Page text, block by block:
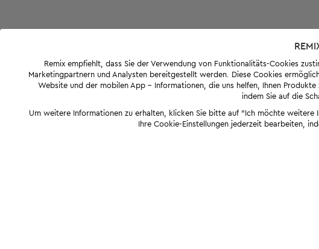
Remix empfiehlt, dass Sie der Verwendung von Funktionalitäts-Cookies
Marketingpartnern und Analysten bereitgestellt werden. Diese Cookies
Website und der mobilen App - Informationen, die uns helfen, Ihnen
indem Sie auf die
Um weitere Informationen zu erhalten, klicken Sie bitte auf "Ich möchte
Ihre Cookie-Einstellungen jederzeit bearbeiten,